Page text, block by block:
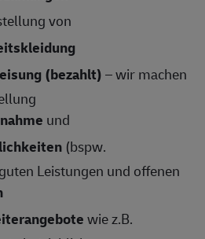
von
(bezahlt)– wir machen
und
(bspw.
Leistungen und offenen
wie z.B.